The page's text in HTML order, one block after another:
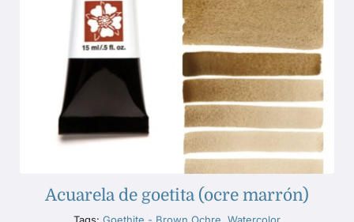
Acuarela de goetita (ocre marrón)
Tags: Goethite - Brown Ochre, Watercolor